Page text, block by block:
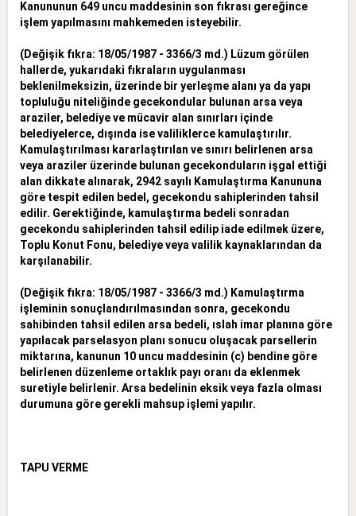
Kanununun 649 uncu maddesinin son fıkrası gereğince
işlem yapılmasını mahkemeden isteyebilir.
(Değişik fıkra: 18/05/1987 - 3366/3 md.) Lüzum görülen
hallerde, yukarıdaki fıkraların uygulanması
beklenilmeksizin, üzerinde bir yerleşme alanı ya da yapı
topluluğu niteliğinde gecekondular bulunan arsa veya
araziler, belediye ve mücavir alan sınırları içinde
belediyelerce, dışında ise valiliklerce kamulaştırılır.
Kamulaştırılması kararlaştırılan ve sınırı belirlenen arsa
veya araziler üzerinde bulunan gecekonduların işgal ettiği
alan dikkate alınarak, 2942 sayılı Kamulaştırma Kanununa
göre tespit edilen bedel, gecekondu sahiplerinden tahsil
edilir. Gerektiğinde, kamulaştırma bedeli sonradan
gecekondu sahiplerinden tahsil edilip iade edilmek üzere,
Toplu Konut Fonu, belediye veya valilik kaynaklarından da
karşılanabilir.
(Değişik fıkra: 18/05/1987 - 3366/3 md.) Kamulaştırma
işleminin sonuçlandırılmasından sonra, gecekondu
sahibinden tahsil edilen arsa bedeli, ıslah imar planına göre
yapılacak parselasyon planı sonucu oluşacak parsellerin
miktarına, kanunun 10 uncu maddesinin (c) bendine göre
belirlenen düzenleme ortaklık payı oranı da eklenmek
suretiyle belirlenir. Arsa bedelinin eksik veya fazla olması
durumuna göre gerekli mahsup işlemi yapılır.
TAPU VERME